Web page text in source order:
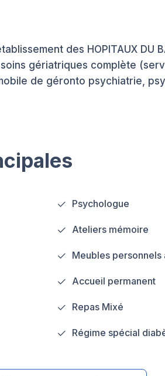
des HOPITAUX DU
gériatriques complète
de géronto psychiatrie,
Psychologue
Ateliers mémoire
Meubles personnels
Accueil permanent
Repas Mixé
Régime spécial